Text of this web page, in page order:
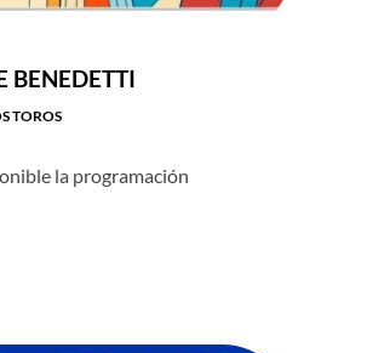
BENEDETTI
TOROS
la programación